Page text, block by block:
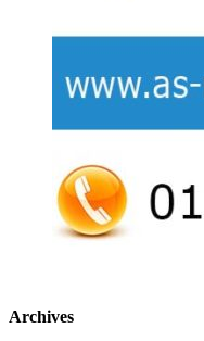
Archives